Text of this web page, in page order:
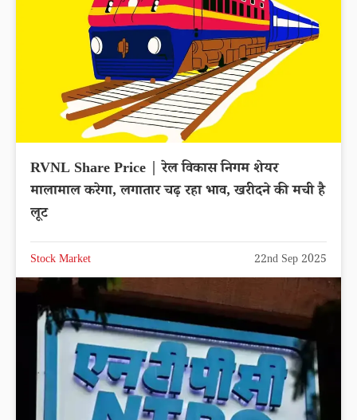
RVNL Share Price | रेल विकास निगम शेयर
मालामाल करेगा, लगातार चढ़ रहा भाव, खरीदने की मची है
लूट
Stock Market 22nd Sep 2025